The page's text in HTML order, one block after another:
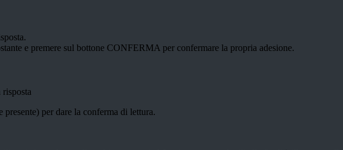
e premere sul bottone CONFERMA per confermare la propria adesione.
presente) per dare la conferma di lettura.